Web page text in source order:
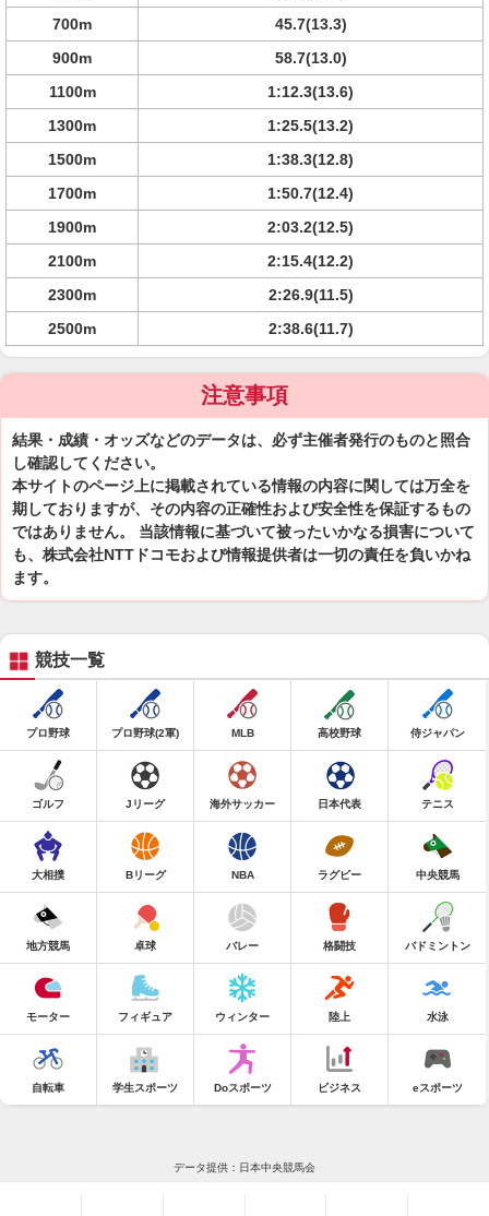
700m
45.7(13.3)
900m
58.7(13.0)
1100m
1:12.3(13.6)
1300m
1:25.5(13.2)
1500m
1:38.3(12.8)
1700m
1:50.7(12.4)
1900m
2:03.2(12.5)
2100m
2:15.4(12.2)
2300m
2:26.9(11.5)
2500m
2:38.6(11.7)
注意事項
結果・成績・オッズなどのデータは、必ず主催者発行のものと照合
し確認してください。
本サイトのページ上に掲載されている情報の内容に関しては万全を
期しておりますが、その内容の正確性および安全性を保証するもの
ではありません。 当該情報に基づいて被ったいかなる損害について
も、株式会社NTTドコモおよび情報提供者は一切の責任を負いかね
ます。
競技一覧
プロ野球 プロ野球(2軍) MLB 高校野球 侍ジャパン
ゴルフ Jリーグ 海外サッカー 日本代表 テニス
大相撲 Bリーグ NBA ラグビー 中央競馬
地方競馬 卓球 バレー 格闘技 バドミントン
モーター フィギュア ウィンター 陸上 水泳
自転車 学生スポーツ Doスポーツ ビジネス eスポーツ
データ提供：日本中央競馬会